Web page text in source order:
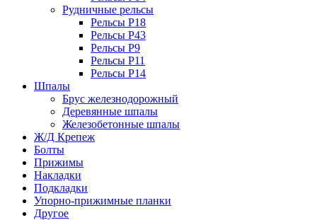
Рудничные рельсы
Рельсы Р18
Рельсы Р43
Рельсы Р9
Рельсы Р11
Рельсы Р14
Шпалы
Брус железнодорожный
Деревянные шпалы
Железобетонные шпалы
Ж/Д Крепеж
Болты
Прижимы
Накладки
Подкладки
Упорно-прижимные планки
Другое